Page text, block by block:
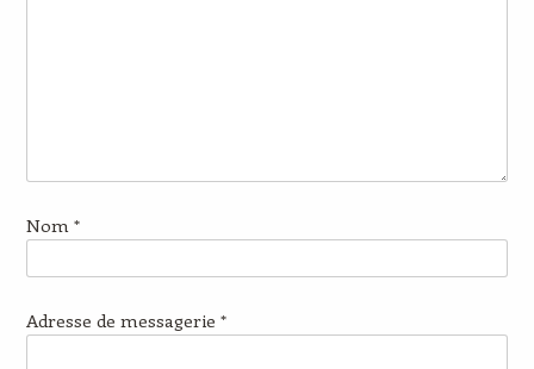
Nom *
Adresse de messagerie *